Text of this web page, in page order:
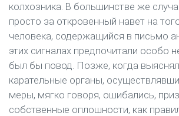
колхозника. В большинстве же
просто за откровенный навет на
человека, содержащийся в письмо
этих сигналах предпочитали особо
был бы повод. Позже, когда
карательные органы,
меры, мягко говоря, ошибались,
собственные оплошности, как